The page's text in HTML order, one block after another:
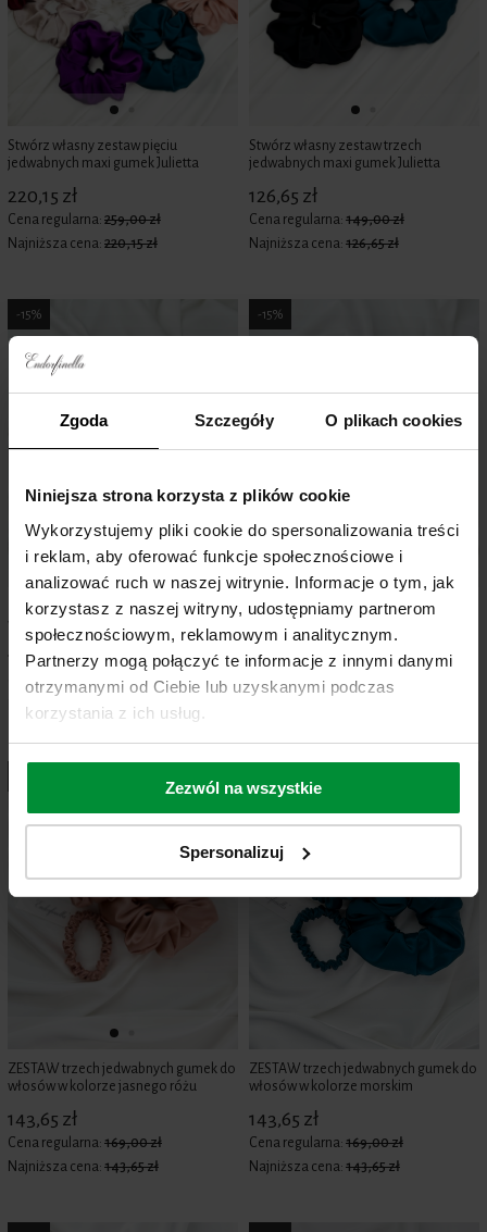
Zgoda Szczegóły O plikach cookies
Niniejsza strona korzysta z plików cookie
Wykorzystujemy pliki cookie do spersonalizowania treści
i reklam, aby oferować funkcje społecznościowe i
analizować ruch w naszej witrynie. Informacje o tym, jak
korzystasz z naszej witryny, udostępniamy partnerom
społecznościowym, reklamowym i analitycznym.
Partnerzy mogą połączyć te informacje z innymi danymi
otrzymanymi od Ciebie lub uzyskanymi podczas
korzystania z ich usług.
Zezwól na wszystkie
Spersonalizuj
Stwórz własny zestaw pięciu
jedwabnych maxi gumek Julietta
220,15 zł
Cena regularna: 259,00 zł
Najniższa cena: 220,15 zł
Stwórz własny zestaw trzech
jedwabnych maxi gumek Julietta
126,65 zł
Cena regularna: 149,00 zł
Najniższa cena: 126,65 zł
ZESTAW trzech jedwabnych gumek do
włosów w kolorze czerwonym
143,65 zł
Cena regularna:169,00 zł
Najniższa cena: 143,65 zł
-15%
ZESTAW trzech jedwabnych gumek do
143,65 zł
Cena regularna:169,00 zł
-15%
ZESTAW trzech jedwabnych gumek do
włosów w kolorze jasnego różu
143,65 zł
Cena regularna: 169,00 zł
Najniższa cena: 143,65 zł
ZESTAW trzech jedwabnych gumek do
włosów w kolorze morskim
143,65 zł
Cena regularna: 169,00 zł
Najniższa cena: 143,65 zł